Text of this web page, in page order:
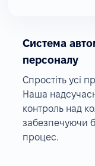
Система
персоналу
Спростіть усі
Наша
контроль над
забезпечуючи
процес.